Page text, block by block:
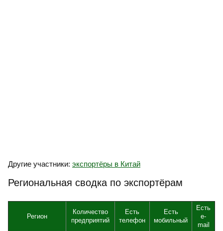
Другие участники: экспортёры в Китай
Региональная сводка по экспортёрам
Регион
Количество
предприятий
Есть
телефон
Есть
мобильный
Есть
e-
mail